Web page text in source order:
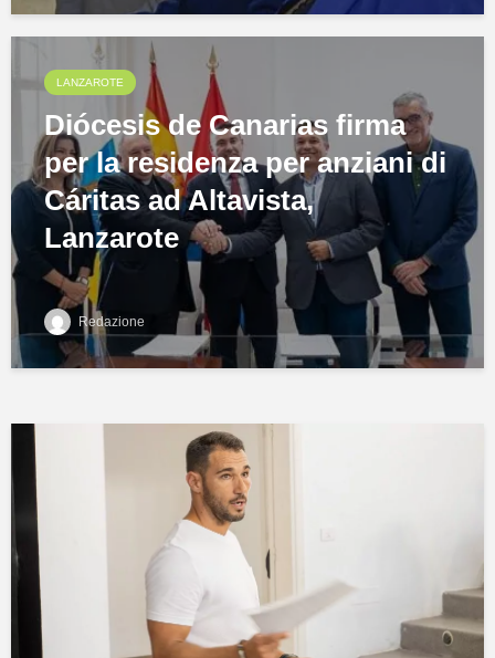
LANZAROTE
Diócesis de Canarias firma
per la residenza per anziani di
Cáritas ad Altavista,
Lanzarote
Redazione